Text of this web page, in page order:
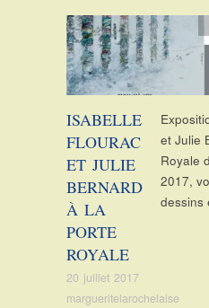
ISABELLE
FLOURAC
ET JULIE
BERNARD
À LA
PORTE
ROYALE
20 juillet 2017
margueritelarochelaise
et Julie
Royale
2017,
dessins